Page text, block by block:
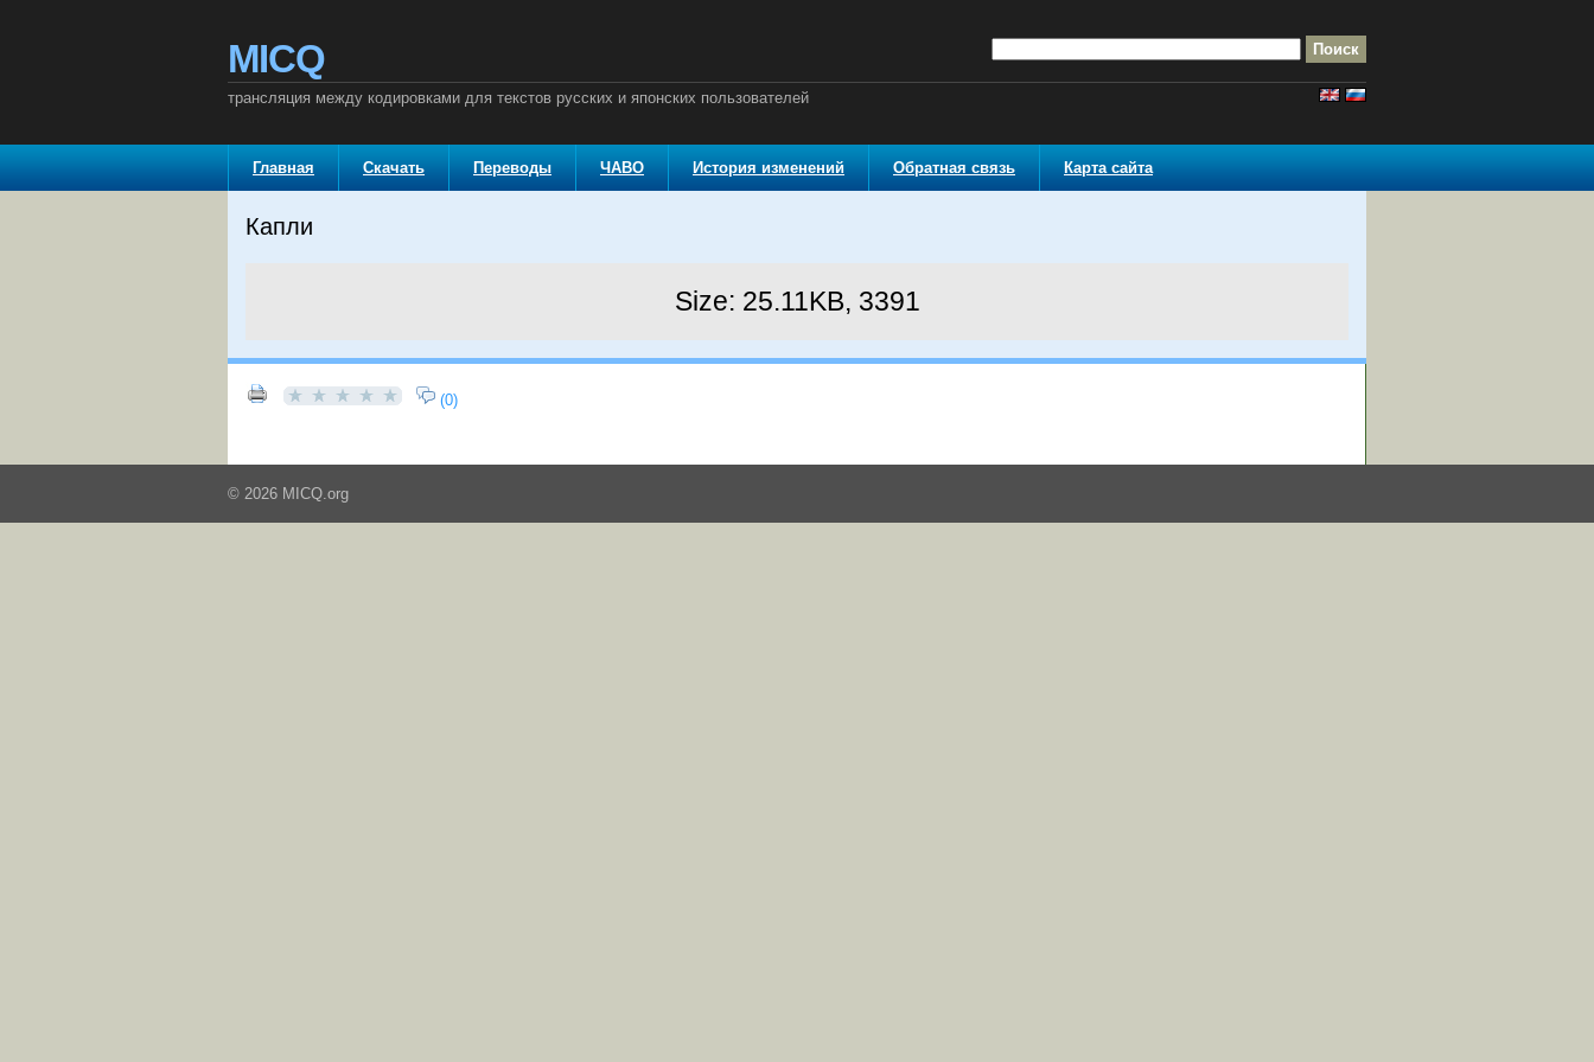
MICQ
трансляция между кодировками для текстов русских и японских пользователей
Главная Скачать Переводы ЧАВО История изменений Обратная связь Карта сайта
Капли
Size: 25.11KB, 3391
(0)
© 2026 MICQ.org